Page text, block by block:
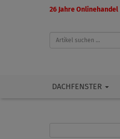
26 Jahre Onlinehandel
DACHFENSTER